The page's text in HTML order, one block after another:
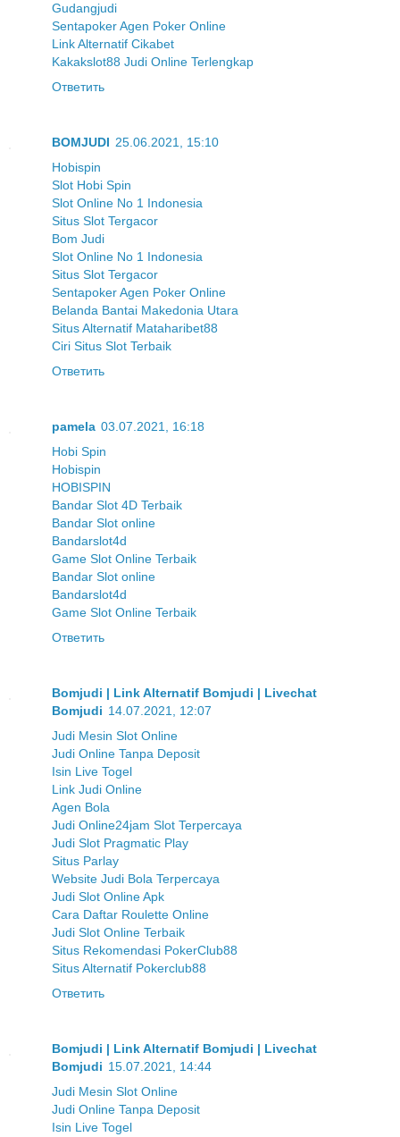
Gudangjudi
Sentapoker Agen Poker Online
Link Alternatif Cikabet
Kakakslot88 Judi Online Terlengkap
Ответить
BOMJUDI 25.06.2021, 15:10
Hobispin
Slot Hobi Spin
Slot Online No 1 Indonesia
Situs Slot Tergacor
Bom Judi
Slot Online No 1 Indonesia
Situs Slot Tergacor
Sentapoker Agen Poker Online
Belanda Bantai Makedonia Utara
Situs Alternatif Mataharibet88
Ciri Situs Slot Terbaik
Ответить
pamela 03.07.2021, 16:18
Hobi Spin
Hobispin
HOBISPIN
Bandar Slot 4D Terbaik
Bandar Slot online
Bandarslot4d
Game Slot Online Terbaik
Bandar Slot online
Bandarslot4d
Game Slot Online Terbaik
Ответить
Bomjudi | Link Alternatif Bomjudi | Livechat
Bomjudi 14.07.2021, 12:07
Judi Mesin Slot Online
Judi Online Tanpa Deposit
Isin Live Togel
Link Judi Online
Agen Bola
Judi Online24jam Slot Terpercaya
Judi Slot Pragmatic Play
Situs Parlay
Website Judi Bola Terpercaya
Judi Slot Online Apk
Cara Daftar Roulette Online
Judi Slot Online Terbaik
Situs Rekomendasi PokerClub88
Situs Alternatif Pokerclub88
Ответить
Bomjudi | Link Alternatif Bomjudi | Livechat
Bomjudi 15.07.2021, 14:44
Judi Mesin Slot Online
Judi Online Tanpa Deposit
Isin Live Togel